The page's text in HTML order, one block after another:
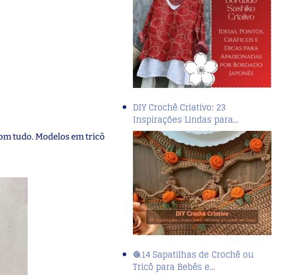
tudo. Modelos em tricô
DIY Crochê Criativo: 23
Inspirações Lindas para…
🧶14 Sapatilhas de Crochê ou
Tricô para Bebês e…